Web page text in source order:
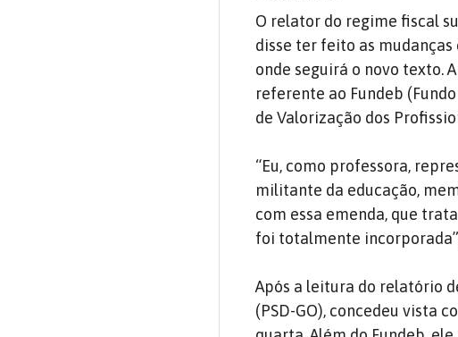
O relator do regime fiscal
disse ter feito as mudanças
onde seguirá o novo texto.
referente ao Fundeb
de Valorização dos
“Eu, como professora,
militante da educação,
com essa emenda, que
foi totalmente
Após a leitura do relatório
(PSD-GO), concedeu vista